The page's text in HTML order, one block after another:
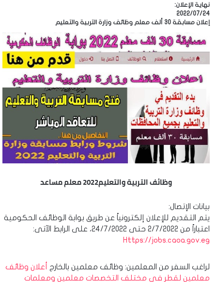
نهاية الإعلان:
2022/07/24
إعلان مسابقة 30 ألف معلم وظائف وزارة التربية والتعليم
وظائف التربية والتعليم2022 معلم مساعد
بيانات الإتصال:
يتم التقديم للإعلان إلكترونياً عن طريق بوابة الوظائف الحكومية
اعتباراً من 2/7/2022 حتى 24/7/2022، على الرابط الآتى:
Https://jobs.caoa.gov.eg
لراغب السفر من المعلمين: وظائف معلمين بالخارج
أعلان وظائف
معلمين لقطر فى مختلف التخصصات معلمين ومعلمات